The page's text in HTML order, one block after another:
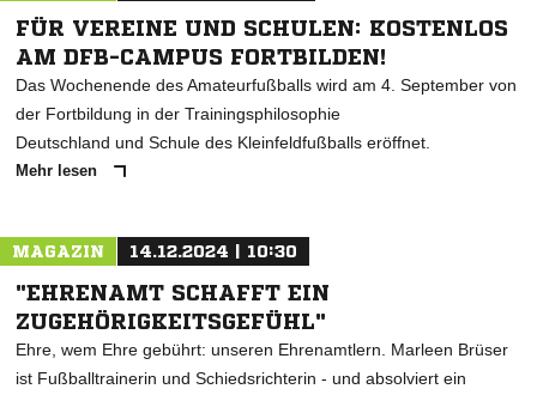
FÜR VEREINE UND SCHULEN: KOSTENLOS
AM DFB-CAMPUS FORTBILDEN!
Das Wochenende des Amateurfußballs wird am 4. September von
der Fortbildung in der Trainingsphilosophie
Deutschland und Schule des Kleinfeldfußballs eröffnet.
Mehr lesen
MAGAZIN 14.12.2024 | 10:30
"EHRENAMT SCHAFFT EIN
ZUGEHÖRIGKEITSGEFÜHL"
Ehre, wem Ehre gebührt: unseren Ehrenamtlern. Marleen Brüser
ist Fußballtrainerin und Schiedsrichterin - und absolviert ein